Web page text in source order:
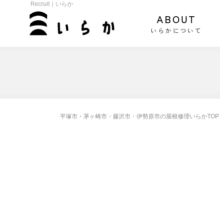
Recruit｜いらか
ABOUT
いらかについて
平塚市・茅ヶ崎市・藤沢市・伊勢原市の屋根修理いらかTOP